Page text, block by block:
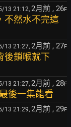
13 21:12, 2月前 , 26F
不然水不完這
13 21:27, 2月前 , 27F
後鎖喉就下
13 21:27, 2月前 , 28F
後一集能看
13 21:29, 2月前 , 29F